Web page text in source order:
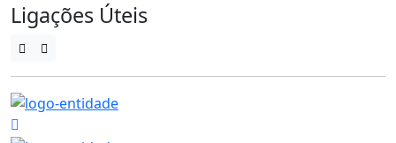
Ligações Úteis